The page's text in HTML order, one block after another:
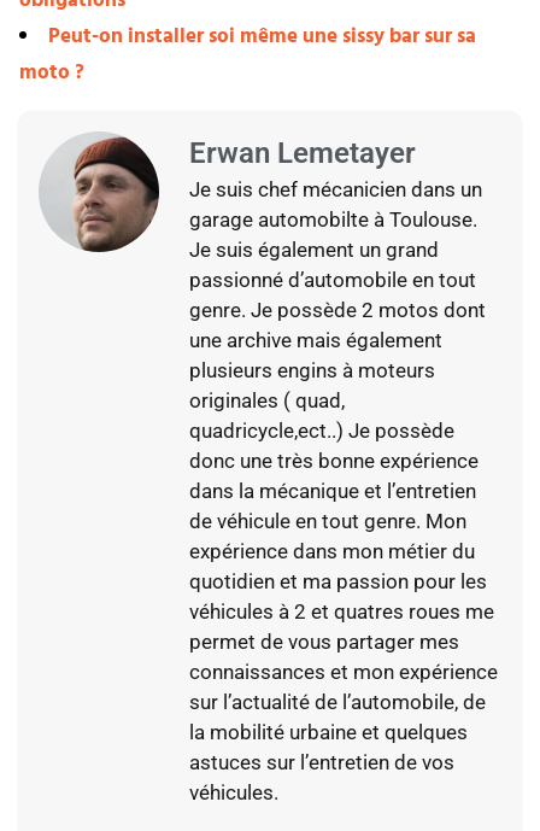
Peut-on installer soi même une sissy bar sur sa
moto ?
Erwan Lemetayer
Je suis chef mécanicien dans un
garage automobilte à Toulouse.
Je suis également un grand
passionné d’automobile en tout
genre. Je possède 2 motos dont
une archive mais également
plusieurs engins à moteurs
originales ( quad,
quadricycle,ect..) Je possède
donc une très bonne expérience
dans la mécanique et l’entretien
de véhicule en tout genre. Mon
expérience dans mon métier du
quotidien et ma passion pour les
véhicules à 2 et quatres roues me
permet de vous partager mes
connaissances et mon expérience
sur l’actualité de l’automobile, de
la mobilité urbaine et quelques
astuces sur l’entretien de vos
véhicules.